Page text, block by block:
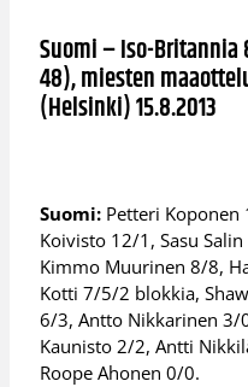
Suomi – Iso-Britannia
48), miesten
(Helsinki) 15.8.2013
Suomi: Petteri
Koivisto 12/1, Sasu
Kimmo Muurinen 8/8,
Kotti 7/5/2 blokkia,
6/3, Antto Nikkarinen 3/
Kaunisto 2/2, Antti
Roope Ahonen 0/0.